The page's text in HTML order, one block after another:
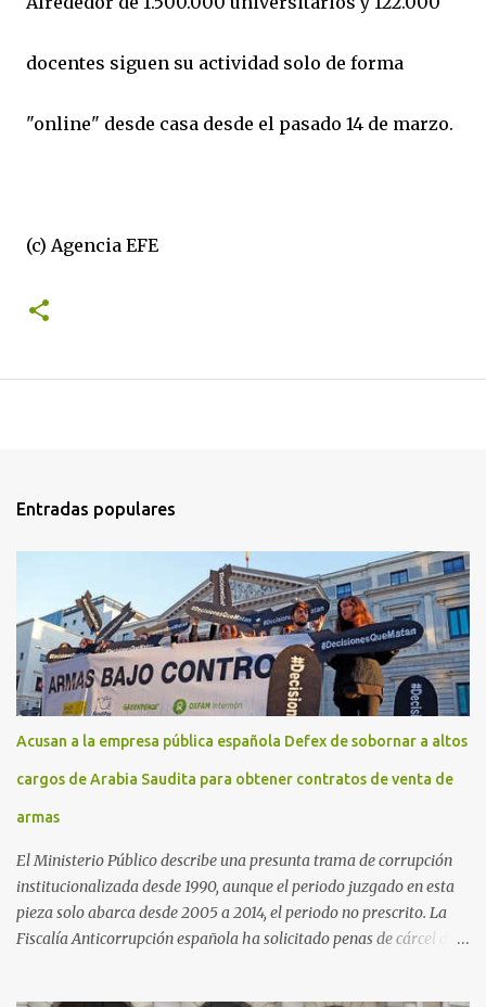
docentes siguen su actividad solo de forma
"online" desde casa desde el pasado 14 de marzo.
(c) Agencia EFE
Entradas populares
Acusan a la empresa pública española Defex de sobornar a altos
cargos de Arabia Saudita para obtener contratos de venta de
armas
El Ministerio Público describe una presunta trama de corrupción
institucionalizada desde 1990, aunque el periodo juzgado en esta
pieza solo abarca desde 2005 a 2014, el periodo no prescrito. La
Fiscalía Anticorrupción española ha solicitado penas de cárcel de